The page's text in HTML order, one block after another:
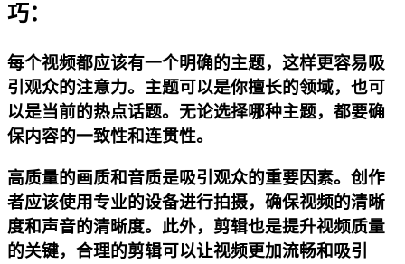
巧：
每个视频都应该有一个明确的主题，这样更容易吸
引观众的注意力。主题可以是你擅长的领域，也可
以是当前的热点话题。无论选择哪种主题，都要确
保内容的一致性和连贯性。
高质量的画质和音质是吸引观众的重要因素。创作
者应该使用专业的设备进行拍摄，确保视频的清晰
度和声音的清晰度。此外，剪辑也是提升视频质量
的关键，合理的剪辑可以让视频更加流畅和吸引